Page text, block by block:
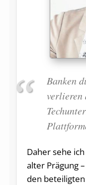
Banken
verlieren
Daher sehe
alter Prägung
den